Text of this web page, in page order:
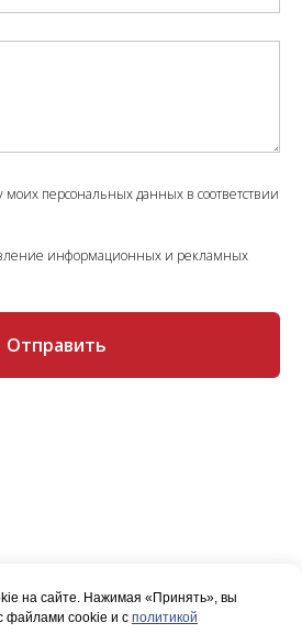
моих персональных данных в соответствии
информационных и рекламных
Отправить
на сайте. Нажимая «Принять», вы
файлами cookie и с политикой